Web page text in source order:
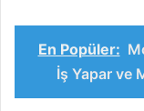
En Popüler:
İş Yapar ve